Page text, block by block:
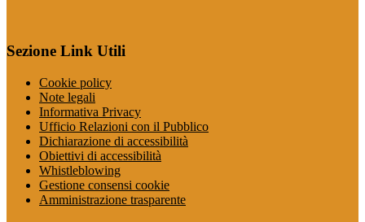
Sezione Link Utili
Cookie policy
Note legali
Informativa Privacy
Ufficio Relazioni con il Pubblico
Dichiarazione di accessibilità
Obiettivi di accessibilità
Whistleblowing
Gestione consensi cookie
Amministrazione trasparente